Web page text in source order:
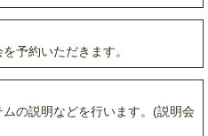
予約いただきます。
の説明などを行います。(説明会